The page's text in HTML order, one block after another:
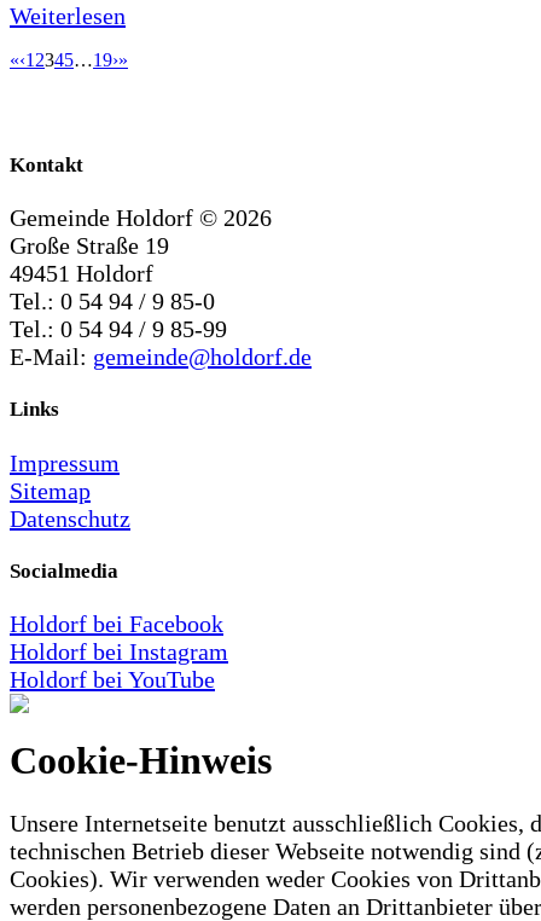
Weiterlesen
«‹1 2345…19›»
Kontakt
Gemeinde Holdorf © 2026
Große Straße 19
49451 Holdorf
Tel.: 0 54 94 / 9 85-0
Tel.: 0 54 94 / 9 85-99
E-Mail: gemeinde@holdorf.de
Links
Impressum
Sitemap
Datenschutz
Socialmedia
Holdorf bei Facebook
Holdorf bei Instagram
Holdorf bei YouTube
Cookie-Hinweis
Unsere Internetseite benutzt ausschließlich Cookies,
technischen Betrieb dieser Webseite notwendig sind
Cookies). Wir verwenden weder Cookies von
werden personenbezogene Daten an Drittanbieter